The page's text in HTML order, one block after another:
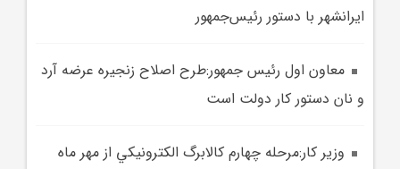
ايرانشهر با دستور رئيس‌جمهور
معاون اول رئيس جمهور:طرح اصلاح زنجيره عرضه آرد
و نان دستور کار دولت است
وزير کار:مرحله چهارم کالابرگ الکترونيکي از مهر ماه